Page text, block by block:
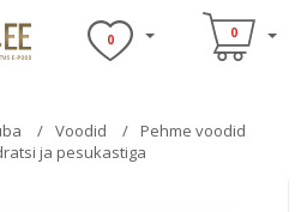
0 0
Voodid
Pehme voodid
ja pesukastiga